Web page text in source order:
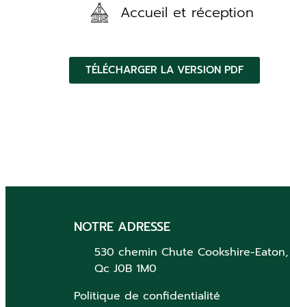
Accueil et réception
TÉLÉCHARGER LA VERSION PDF
NOTRE ADRESSE
530 chemin Chute Cookshire-Eaton,
Qc J0B 1M0
Politique de confidentialité